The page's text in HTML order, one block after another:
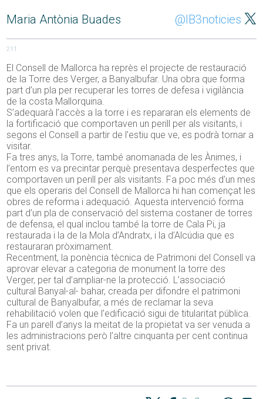
Maria Antònia Buades @IB3noticies
211
El Consell de Mallorca ha reprès el projecte de restauració
de la Torre des Verger, a Banyalbufar. Una obra que forma
part d’un pla per recuperar les torres de defesa i vigilància
de la costa Mallorquina.
S’adequarà l’accès a la torre i es repararan els elements de
la fortificació que comportaven un perill per als visitants, i
segons el Consell a partir de l’estiu que ve, es podrà tornar a
visitar.
Fa tres anys, la Torre, també anomanada de les Ànimes, i
l’entorn es va precintar perquè presentava desperfectes que
comportaven un perill per als visitants. Fa poc més d’un mes
que els operaris del Consell de Mallorca hi han començat les
obres de reforma i adequació. Aquesta intervenció forma
part d’un pla de conservació del sistema costaner de torres
de defensa, el qual inclou també la torre de Cala Pi, ja
restaurada i la de la Mola d’Andratx, i la d’Alcúdia que es
restauraran pròximament.
Recentment, la ponència tècnica de Patrimoni del Consell va
aprovar elevar a categoria de monument la torre des
Verger, per tal d’ampliar-ne la protecció. L’associació
cultural Banyal-al- bahar, creada per difondre el patrimoni
cultural de Banyalbufar, a més de reclamar la seva
rehabilitació volen que l’edificació sigui de titularitat pública.
Fa un parell d’anys la meitat de la propietat va ser venuda a
les administracions però l’altre cinquanta per cent continua
sent privat.